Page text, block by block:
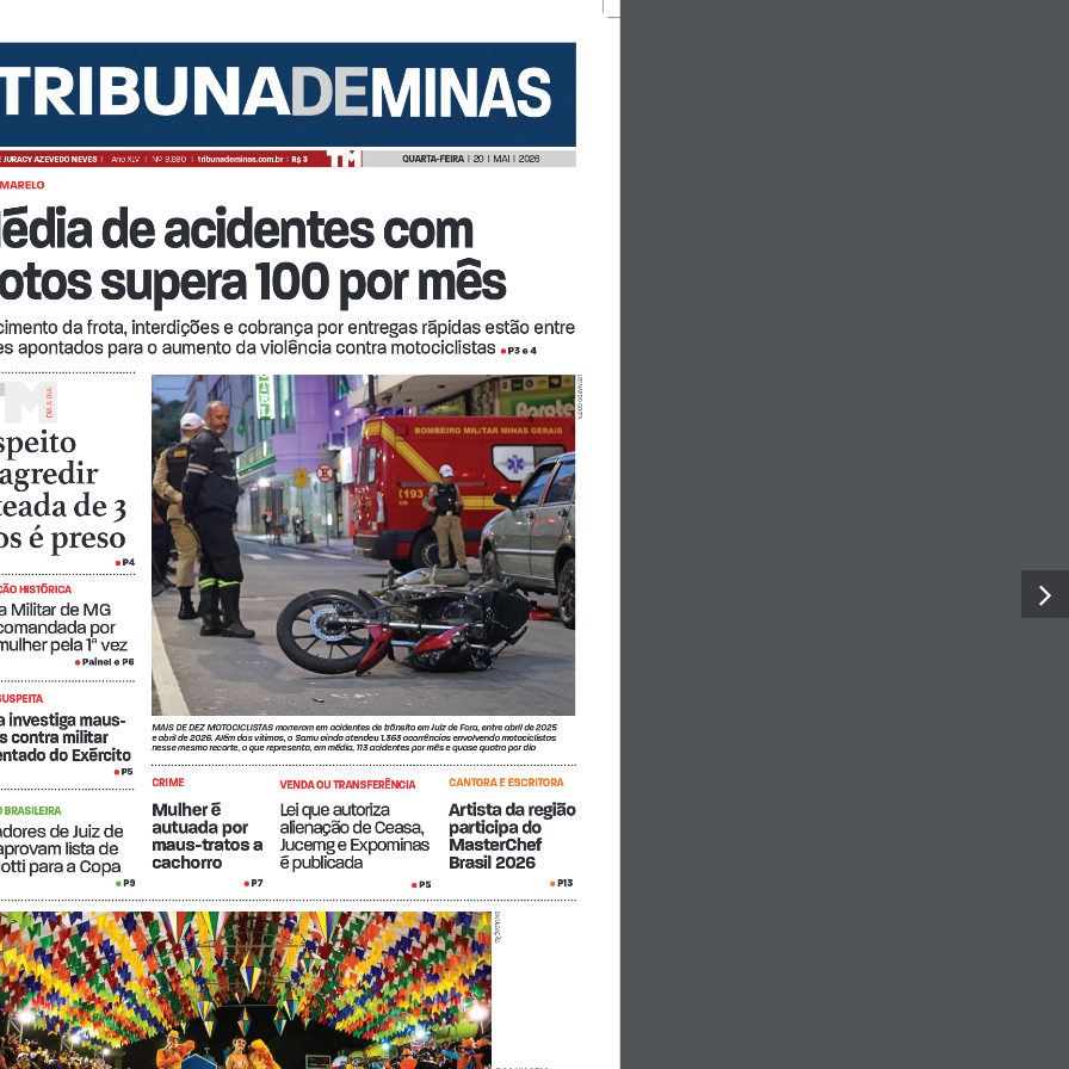
© 2026 Tribuna Impressa• Built withGeneratePress
de acidentes com
supera 100 por mês
JURACY AZEVEDO NEVES | Ano XLV   |   Nº  9.890   | tribunademinas.com.br
  |
R$ 3 QUARTA-FEIRA |  20  |  MAI  |  2026
Mulher é
autuada por
maus-tratos a
cachorro
Artista da região
participa do
MasterChef
Brasil 2026
Militar de MG
por
pela 1ª vez
investiga maus-
contra militar
do Exército
CRIME CANTORA E ESCRITORA
HISTÓRICA
• P7 • P13
• Painel e P6
• P5
Lei que autoriza
alienação de Ceasa,
Jucemg e Expominas
é publicada
de Juiz de
lista de
para a Copa
VENDA OU TRANSFERÊNCIA
BRASILEIRA
• P5
• P9
LEONARDO COSTA
DIVULGAÇÃO
MAIS DE DEZ MOTOCICLISTAS morreram em acidentes de trânsito em Juiz de Fora, entre abril de 2025
e abril de 2026. Além das vítimas, o Samu ainda atendeu 1.363 ocorrências envolvendo motociclistas
nesse mesmo recorte, o que representa, em média, 113 acidentes por mês e quase quatro por dia
da frota, interdições e cobrança por entregas rápidas estão entre
apontados para o aumento da violência contra motociclistas • P3 e 4
• P4
de 3
de 3
é preso
Di
A A DiA